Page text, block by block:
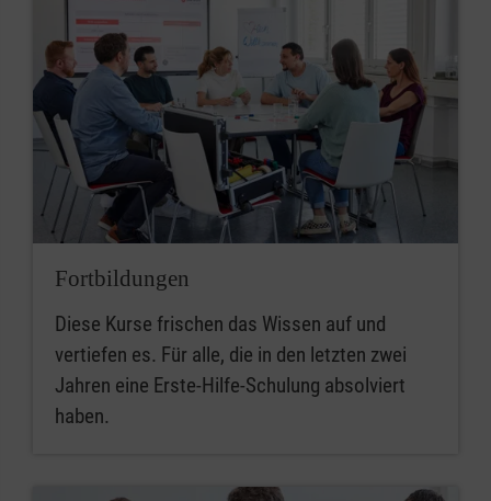
Fortbildungen
Diese Kurse frischen das Wissen auf und
vertiefen es. Für alle, die in den letzten zwei
Jahren eine Erste-Hilfe-Schulung absolviert
haben.